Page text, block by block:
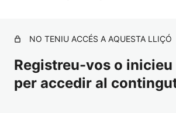
NO TENIU ACCÉS A AQUESTA LLIÇÓ
Registreu-vos o inicieu
per accedir al